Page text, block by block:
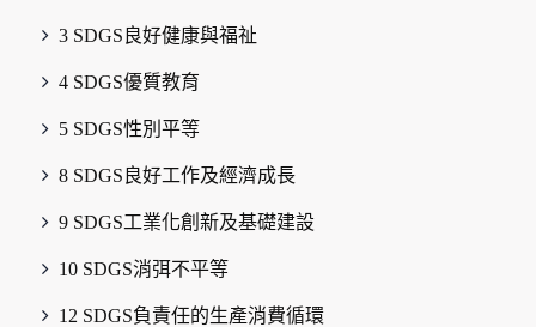
3 SDGS良好健康與福祉
4 SDGS優質教育
5 SDGS性別平等
8 SDGS良好工作及經濟成長
9 SDGS工業化創新及基礎建設
10 SDGS消弭不平等
12 SDGS負責任的生產消費循環